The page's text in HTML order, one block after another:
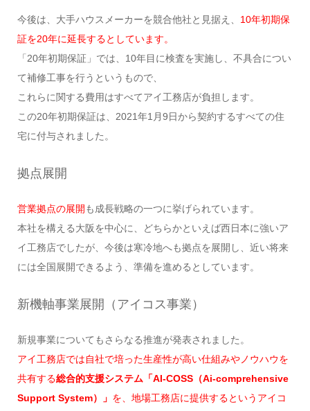
今後は、大手ハウスメーカーを競合他社と見据え、 10年初期保
証を20年に延長するとしています。
「20年初期保証」では、10年目に検査を実施し、不具合につい
て補修工事を行うというもので、
これらに関する費用はすべてアイ工務店が負担します。
この20年初期保証は、2021年1月9日から契約するすべての住
宅に付与されました。
拠点展開
営業拠点の展開 も成長戦略の一つに挙げられています。
本社を構える大阪を中心に、どちらかといえば西日本に強いア
イ工務店でしたが、今後は寒冷地へも拠点を展開し、近い将来
には全国展開できるよう、準備を進めるとしています。
新機軸事業展開（アイコス事業）
新規事業についてもさらなる推進が発表されました。
アイ工務店では自社で培った生産性が高い仕組みやノウハウを
共有する総合的支援システム「AI-COSS（Ai-comprehensive
Support System）」 を、地場工務店に提供するというアイコ